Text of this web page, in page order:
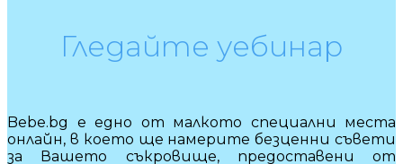
Гледайте уебинар
Bebe.bg е едно от малкото специални места
онлайн, в което ще намерите безценни съвети
за Вашето съкровище, предоставени от